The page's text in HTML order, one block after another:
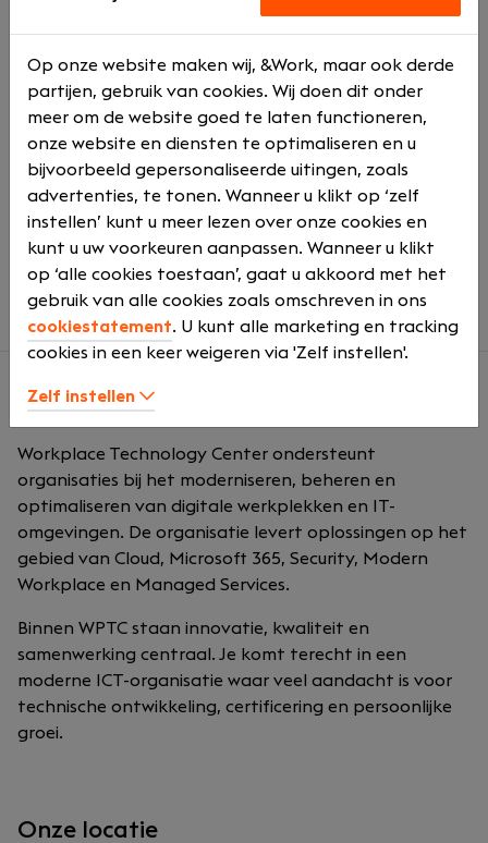
Informele en professionele werksfeer
Afwisselende projecten en technische
uitdagingen
Mogelijkheid om mee te groeien binnen de
organisatie
Hybride werken en flexibele werkmogelijkheden
Fulltime en parttime mogelijkheden beschikbaar
Salaris tussen €3.500 en €5.500 bruto per
maand, afhankelijk van ervaring
Over ons
Workplace Technology Center ondersteunt
organisaties bij het moderniseren, beheren en
optimaliseren van digitale werkplekken en IT-
omgevingen. De organisatie levert oplossingen op het
gebied van Cloud, Microsoft 365, Security, Modern
Workplace en Managed Services.
Binnen WPTC staan innovatie, kwaliteit en
samenwerking centraal. Je komt terecht in een
moderne ICT-organisatie waar veel aandacht is voor
technische ontwikkeling, certificering en persoonlijke
groei.
Onze locatie
Op onze website maken wij, &Work, maar ook derde
partijen, gebruik van cookies. Wij doen dit onder
meer om de website goed te laten functioneren,
onze website en diensten te optimaliseren en u
bijvoorbeeld gepersonaliseerde uitingen, zoals
advertenties, te tonen. Wanneer u klikt op ‘zelf
instellen’ kunt u meer lezen over onze cookies en
kunt u uw voorkeuren aanpassen. Wanneer u klikt
op ‘alle cookies toestaan’, gaat u akkoord met het
gebruik van alle cookies zoals omschreven in ons
cookiestatement. U kunt alle marketing en tracking
cookies in een keer weigeren via 'Zelf instellen'.
Zelf instellen